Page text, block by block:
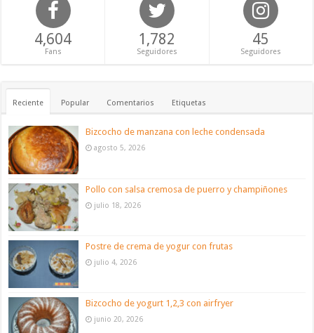
4,604
Fans
1,782
Seguidores
45
Seguidores
Reciente Popular Comentarios Etiquetas
Bizcocho de manzana con leche condensada
agosto 5, 2026
Pollo con salsa cremosa de puerro y champiñones
julio 18, 2026
Postre de crema de yogur con frutas
julio 4, 2026
Bizcocho de yogurt 1,2,3 con airfryer
junio 20, 2026